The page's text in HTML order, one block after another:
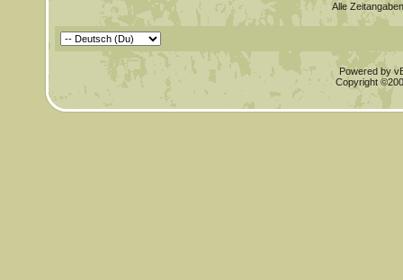
Alle
Powered by
Copyright